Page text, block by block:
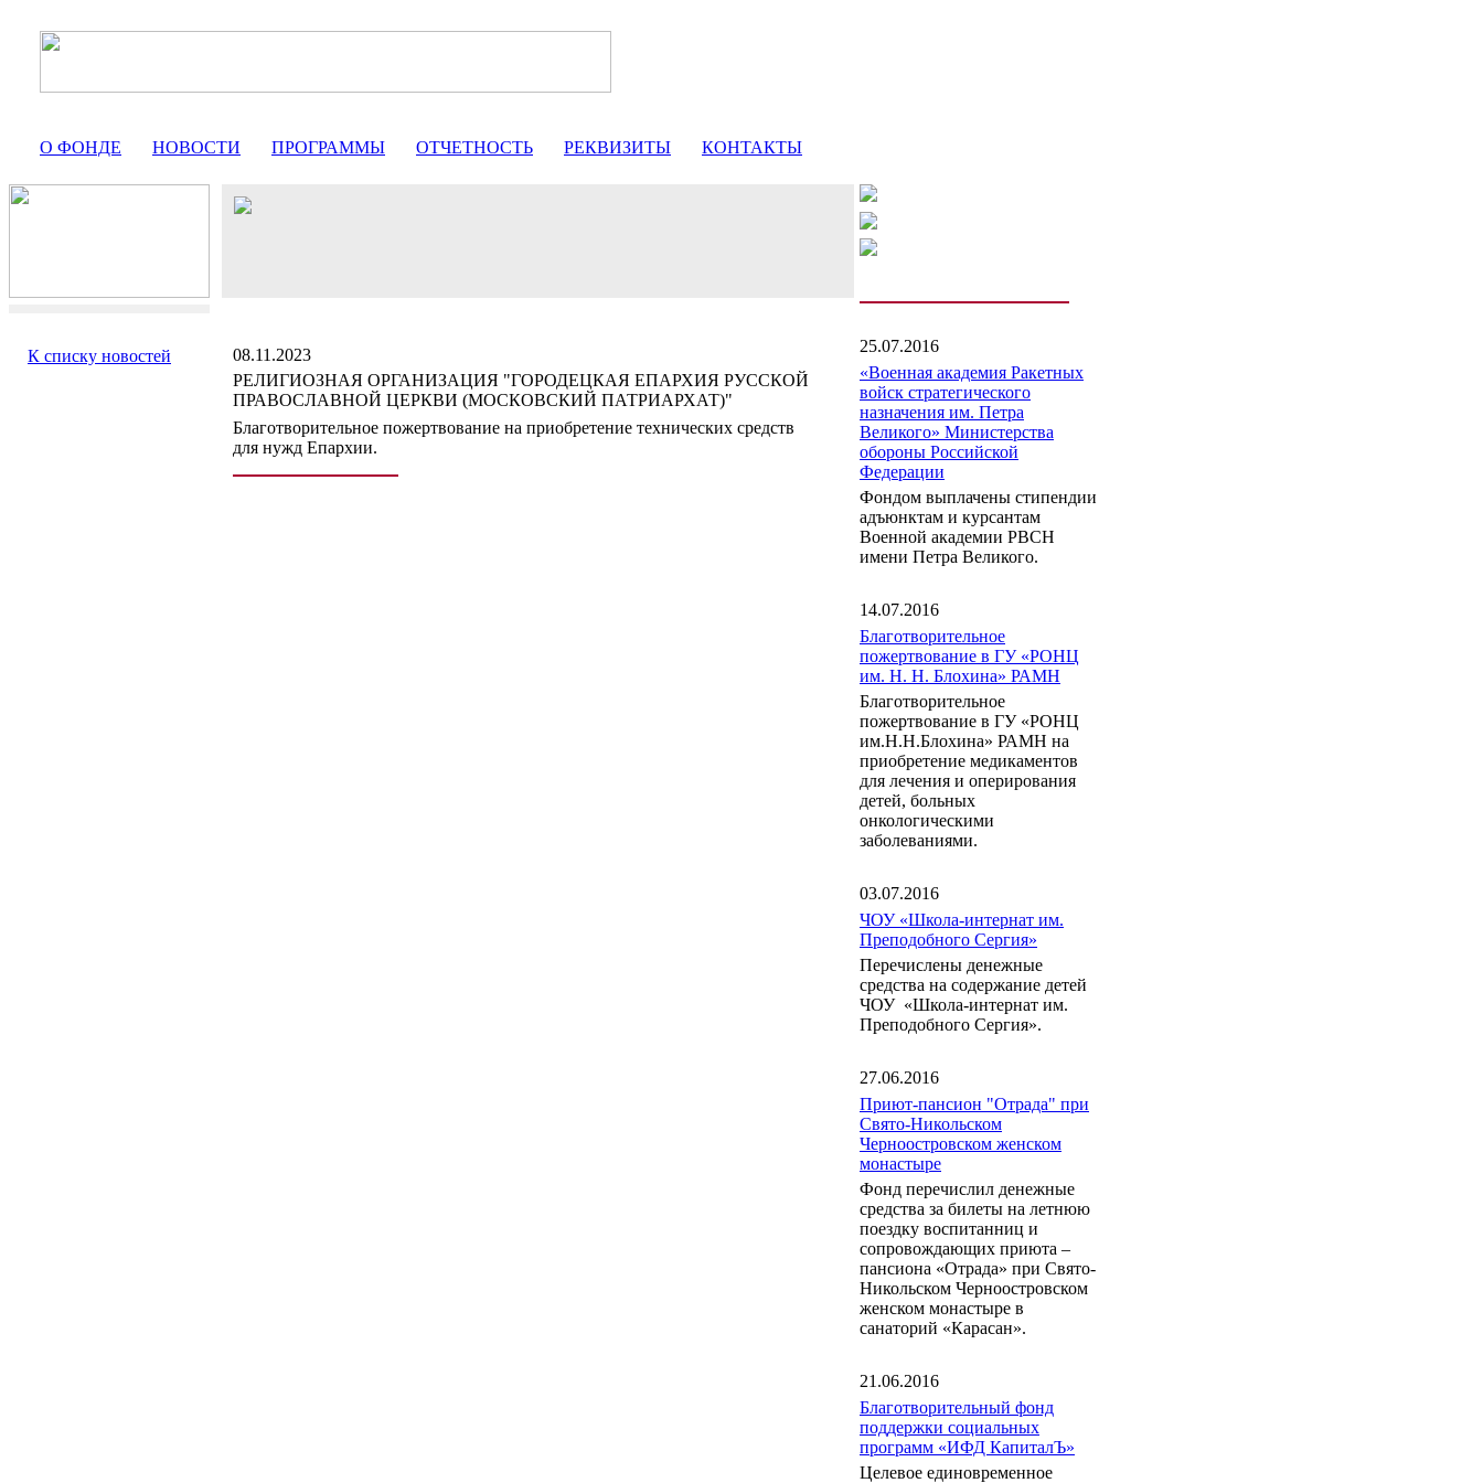
О ФОНДЕ НОВОСТИ ПРОГРАММЫ ОТЧЕТНОСТЬ РЕКВИЗИТЫ КОНТАКТЫ
К списку новостей
08.11.2023
РЕЛИГИОЗНАЯ ОРГАНИЗАЦИЯ "ГОРОДЕЦКАЯ ЕПАРХИЯ РУССКОЙ
ПРАВОСЛАВНОЙ ЦЕРКВИ (МОСКОВСКИЙ ПАТРИАРХАТ)"
Благотворительное пожертвование на приобретение технических средств
для нужд Епархии.
25.07.2016
«Военная академия Ракетных
войск стратегического
назначения им. Петра
Великого» Министерства
обороны Российской
Федерации
Фондом выплачены стипендии
адъюнктам и курсантам
Военной академии РВСН
имени Петра Великого.
14.07.2016
Благотворительное
пожертвование в ГУ «РОНЦ
им. Н. Н. Блохина» РАМН
Благотворительное
пожертвование в ГУ «РОНЦ
им.Н.Н.Блохина» РАМН на
приобретение медикаментов
для лечения и оперирования
детей, больных
онкологическими
заболеваниями.
03.07.2016
ЧОУ «Школа-интернат им.
Преподобного Сергия»
Перечислены денежные
средства на содержание детей
ЧОУ «Школа-интернат им.
Преподобного Сергия».
27.06.2016
Приют-пансион "Отрада" при
Свято-Никольском
Черноостровском женском
монастыре
Фонд перечислил денежные
средства за билеты на летнюю
поездку воспитанниц и
сопровождающих приюта –
пансиона «Отрада» при Свято-
Никольском Черноостровском
женском монастыре в
санаторий «Карасан».
21.06.2016
Благотворительный фонд
поддержки социальных
программ «ИФД КапиталЪ»
Целевое единовременное